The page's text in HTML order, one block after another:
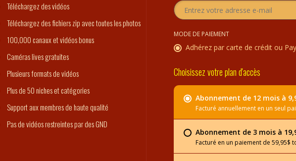
MODE DE PAIEMENT
Adhérez par carte de crédit ou
Choisissez votre plan d'accès
Abonnement de 12 mois à
Facturé annuellement en un seul
Abonnement de 3 mois à
Facturé en un paiement de 59,95$
Téléchargez des vidéos
Téléchargez des fichiers zip avec toutes les photos
100,000 canaux et vidéos bonus
Caméras lives gratuites
Plusieurs formats de vidéos
Plus de 50 niches et catégories
Support aux membres de haute qualité
Pas de vidéos restreintes par des GND